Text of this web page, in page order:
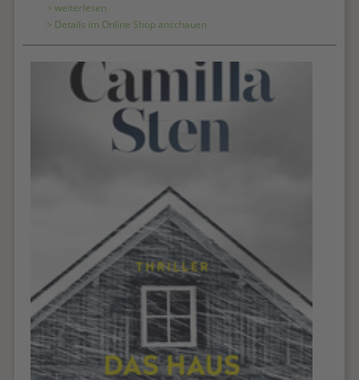
> weiterlesen
> Details im Online Shop anschauen